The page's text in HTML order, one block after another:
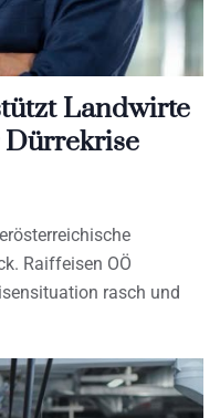
Landwirte
Raiffeisen OÖ
rasch und